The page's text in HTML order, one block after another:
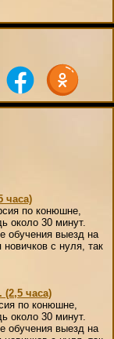
часа)
по конюшне,
около 30 минут.
обучения выезд на
с нуля, так
часа)
по конюшне,
около 30 минут.
обучения выезд на